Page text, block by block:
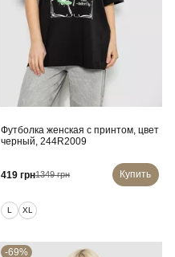
Футболка женская с принтом, цвет
черный, 244R2009
419 грн1349 грн Купить
L XL
-69%